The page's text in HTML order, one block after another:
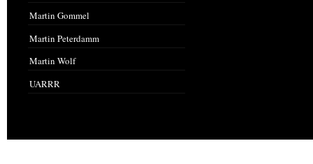
Martin Gommel
Martin Peterdamm
Martin Wolf
UARRR